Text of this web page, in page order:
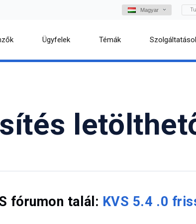
Magyar
Ügyfelek Témák
fórumon talál: KVS 5.4 .0